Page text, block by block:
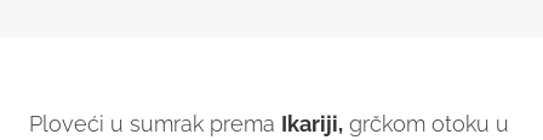
Ploveći u sumrak prema Ikariji, grčkom otoku u